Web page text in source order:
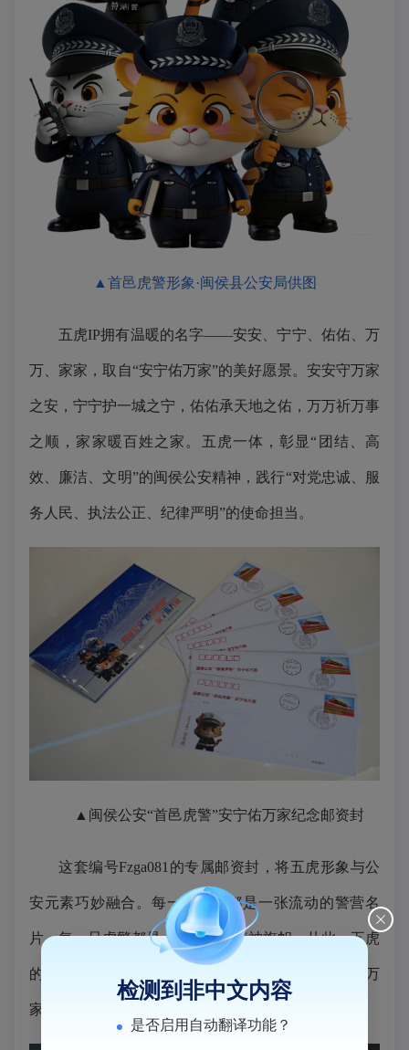
▲首邑虎警形象·闽侯县公安局供图
五虎IP拥有温暖的名字——安安、宁宁、佑佑、万
万、家家，取自“安宁佑万家”的美好愿景。安安守万家
之安，宁宁护一城之宁，佑佑承天地之佑，万万祈万事
之顺，家家暖百姓之家。五虎一体，彰显“团结、高
效、廉洁、文明”的闽侯公安精神，践行“对党忠诚、服
务人民、执法公正、纪律严明”的使命担当。
▲闽侯公安“首邑虎警”安宁佑万家纪念邮资封
这套编号Fzga081的专属邮资封，将五虎形象与公
安元素巧妙融合。每一枚信封都是一张流动的警营名
片，每一只虎警都是一面飘扬的精神旗帜。从此，五虎
的名字将随着鸿雁传书走进千家万户，让“安宁佑万
家”的初心在每一次寄递中悄然传递。
检测到非中文内容
是否启用自动翻译功能？